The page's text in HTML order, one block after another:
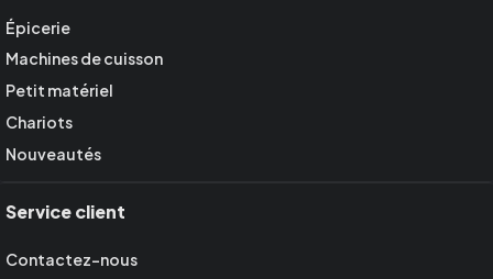
Épicerie
Machines de cuisson
Petit matériel
Chariots
Nouveautés
Service client
Contactez-nous